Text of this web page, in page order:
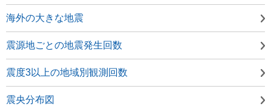
海外の大きな地震
震源地ごとの地震発生回数
震度3以上の地域別観測回数
震央分布図